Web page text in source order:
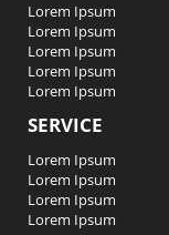
Lorem Ipsum
Lorem Ipsum
Lorem Ipsum
Lorem Ipsum
Lorem Ipsum
SERVICE
Lorem Ipsum
Lorem Ipsum
Lorem Ipsum
Lorem Ipsum